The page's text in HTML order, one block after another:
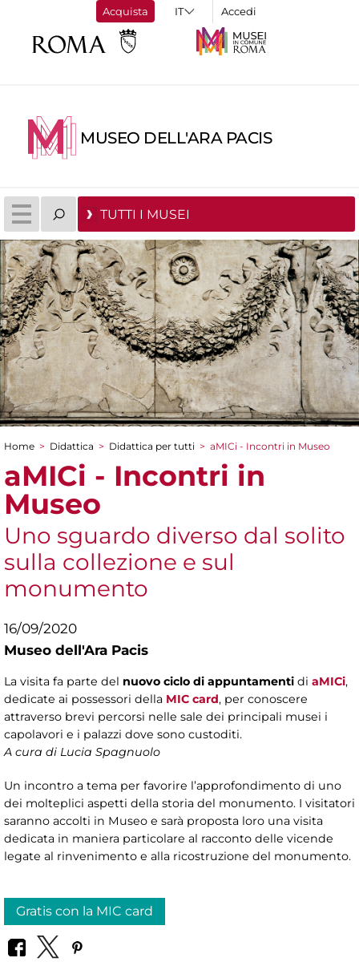
Acquista Accedi
MUSEO DELL'ARA PACIS
TUTTI I MUSEI
Tu sei qui
Home > Didattica > Didattica per tutti > aMICi - Incontri in Museo
aMICi - Incontri in
Museo
Uno sguardo diverso dal solito
sulla collezione e sul
monumento
16/09/2020
Museo dell'Ara Pacis
La visita fa parte del nuovo ciclo di appuntamenti di aMICi,
dedicate ai possessori della MIC card, per conoscere
attraverso brevi percorsi nelle sale dei principali musei i
capolavori e i palazzi dove sono custoditi.
A cura di Lucia Spagnuolo
Un incontro a tema per favorire l’approfondimento di uno
dei molteplici aspetti della storia del monumento. I visitatori
saranno accolti in Museo e sarà proposta loro una visita
dedicata in maniera particolare al racconto delle vicende
legate al rinvenimento e alla ricostruzione del monumento.
Gratis con la MIC card